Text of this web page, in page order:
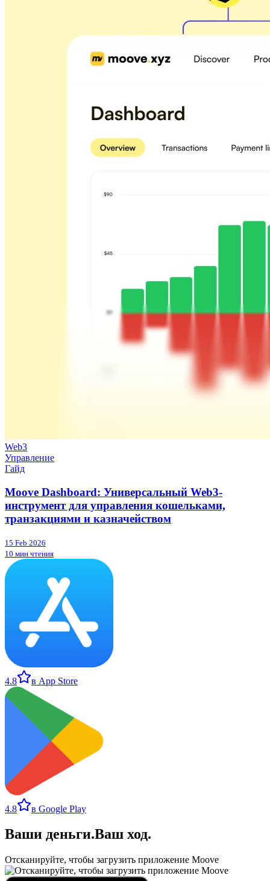
Web3
Управление
Гайд
Moove Dashboard: Универсальный Web3-
инструмент для управления кошельками,
транзакциями и казначейством
15 Feb 2026
10 мин чтения
4.8 в App Store
4.8 в Google Play
Ваши деньги.Ваш ход.
Отсканируйте, чтобы загрузить приложение Moove